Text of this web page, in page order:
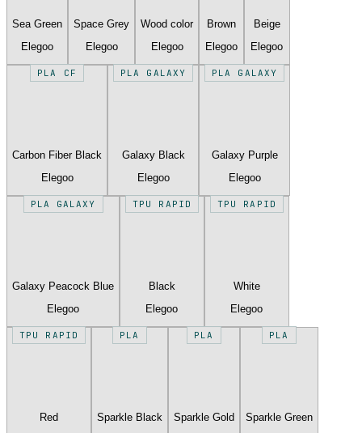
Sea Green
Elegoo
Space Grey
Elegoo
Wood color
Elegoo
Brown
Elegoo
Beige
Elegoo
PLA CF
Carbon Fiber Black
Elegoo
PLA GALAXY
Galaxy Black
Elegoo
PLA GALAXY
Galaxy Purple
Elegoo
PLA GALAXY
Galaxy Peacock Blue
Elegoo
TPU RAPID
Black
Elegoo
TPU RAPID
White
Elegoo
TPU RAPID
Red
PLA
Sparkle Black
PLA
Sparkle Gold
PLA
Sparkle Green